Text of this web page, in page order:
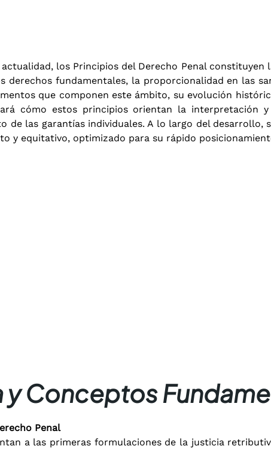
los Principios del Derecho Penal constituyen
fundamentales, la proporcionalidad en las
que componen este ámbito, su evolución
cómo estos principios orientan la interpretación
las garantías individuales. A lo largo del desarrollo,
y equitativo, optimizado para su rápido
y Conceptos
Penal
a las primeras formulaciones de la justicia